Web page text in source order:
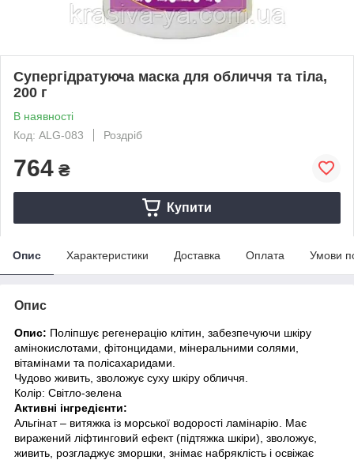
Супергідратуюча маска для обличчя та тіла,
200 г
В наявності
Код: ALG-083
Роздріб
764 ₴
Купити
Опис Характеристики Доставка Оплата Умови
Опис
Опис: Поліпшує регенерацію клітин, забезпечуючи шкіру
амінокислотами, фітонцидами, мінеральними солями,
вітамінами та полісахаридами.
Чудово живить, зволожує суху шкіру обличчя.
Колір: Світло-зелена
Активні інгредієнти:
Альгінат – витяжка із морської водорості ламінарію. Має
виражений ліфтинговий ефект (підтяжка шкіри), зволожує,
живить, розгладжує зморшки, знімає набряклість і освіжає